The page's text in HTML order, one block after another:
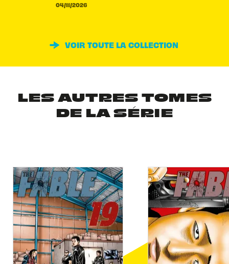
04/11/2026
VOIR TOUTE LA COLLECTION
LES AUTRES TOMES
DE LA SÉRIE